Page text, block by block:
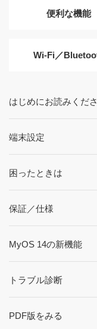
便利な機能
Wi-Fi／
はじめにお読みくだ
端末設定
困ったときは
保証／仕様
MyOS 14の新機能
トラブル診断
PDF版をみる